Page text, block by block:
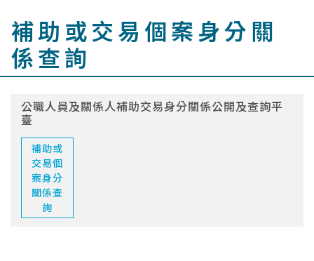
補助或交易個案身分關
係查詢
公職人員及關係人補助交易身分關係公開及查詢平
臺
補助或
交易個
案身分
關係查
詢